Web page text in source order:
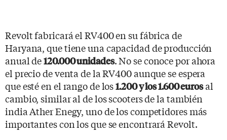
Revolt fabricará el RV400 en su fábrica de
Haryana, que tiene una capacidad de producción
anual de120.000 unidades. No se conoce por ahora
el precio de venta de la RV400 aunque se espera
que esté en el rango de los1.200 y los 1.600 eurosal
cambio, similar al de los scooters de la también
india Ather Enegy, uno de los competidores más
importantes con los que se encontrará Revolt.